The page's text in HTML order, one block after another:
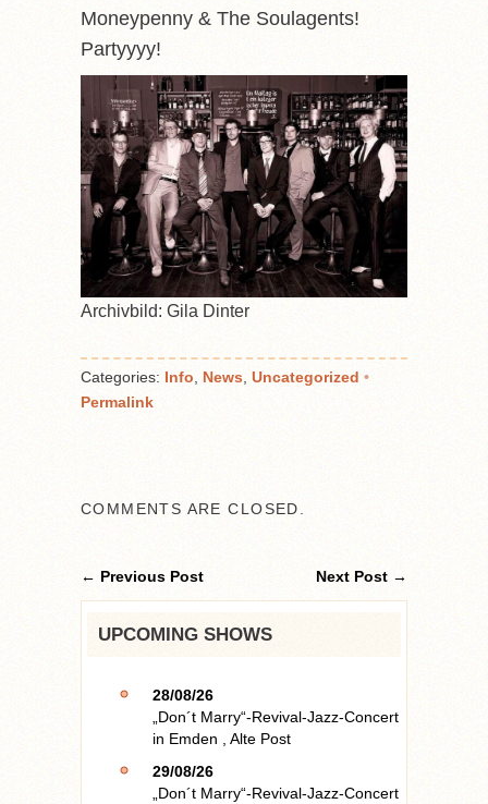
Moneypenny & The Soulagents!
Partyyyy!
Archivbild: Gila Dinter
Categories: Info, News, Uncategorized •
Permalink
COMMENTS ARE CLOSED.
← Previous Post Next Post →
UPCOMING SHOWS
28/08/26
„Don´t Marry“-Revival-Jazz-Concert
in Emden , Alte Post
29/08/26
„Don´t Marry“-Revival-Jazz-Concert